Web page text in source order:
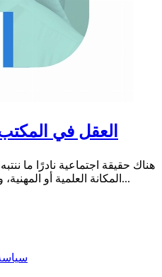
العقل في
هناك حقيقة اجتماعية نادرًا ما
المكانة العلمية أو المهنية، ومهما أحاط نفسه بهالة من الوقار...